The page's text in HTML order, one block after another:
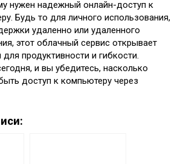
нужен надежный онлайн-доступ к
Будь то для личного использования,
удаленно или удаленного
этот облачный сервис открывает
продуктивности и гибкости.
и вы убедитесь, насколько
доступ к компьютеру через